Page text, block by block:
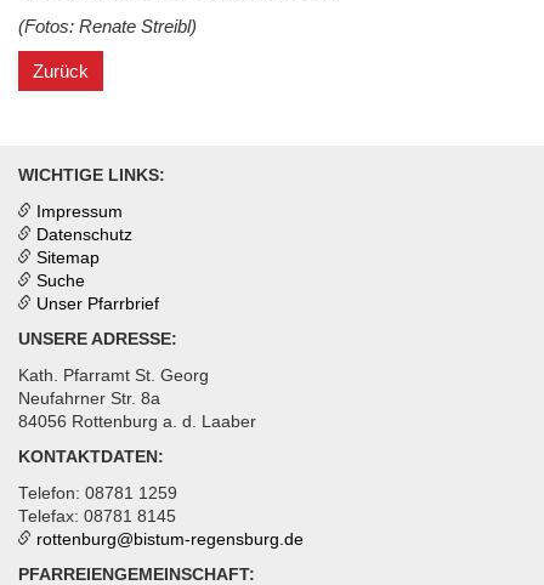
(Fotos: Renate Streibl)
Zurück
WICHTIGE LINKS:
Impressum
Datenschutz
Sitemap
Suche
Unser Pfarrbrief
UNSERE ADRESSE:
Kath. Pfarramt St. Georg
Neufahrner Str. 8a
84056 Rottenburg a. d. Laaber
KONTAKTDATEN:
Telefon: 08781 1259
Telefax: 08781 8145
rottenburg@bistum-regensburg.de
PFARREIENGEMEINSCHAFT: